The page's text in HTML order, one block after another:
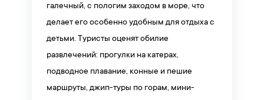
галечный, с пологим заходом в море, что
делает его особенно удобным для отдыха с
детьми. Туристы оценят обилие
развлечений: прогулки на катерах,
подводное плавание, конные и пешие
маршруты, джип-туры по горам, мини-